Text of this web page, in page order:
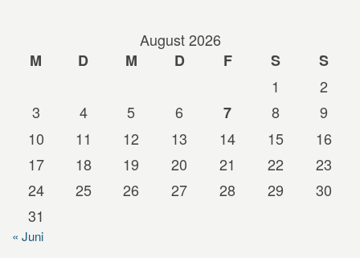
August 2026
M
D M D F S
S
1
2
3
4 5 6 7 8
9
10
11 12 13 14 15
16
17
18 19 20 21 22
23
24
25 26 27 28 29
30
31
« Juni